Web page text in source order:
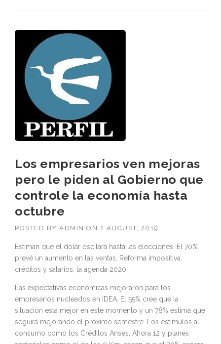
Los empresarios ven mejoras
pero le piden al Gobierno que
controle la economía hasta
octubre
POSTED BY ADMIN ON 2 AUGUST, 2019
Estiman que el dólar oscilará hasta las elecciones. El 70%
prevé un aumento en las ventas. Reforma impositiva,
créditos y salarios, la agenda 2020.
Las expectativas económicas mejoraron para los
empresarios nucleados en IDEA. El 55% cree que la
situación está mejor en este momento y un 78% estima que
seguirá mejorando el próximo semestre. Los estímulos al
consumo como los Créditos Anses, Ahora 12 y planes